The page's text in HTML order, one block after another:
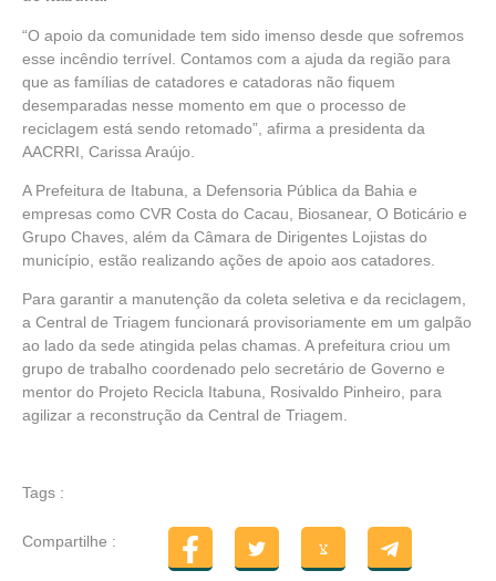
“O apoio da comunidade tem sido imenso desde que sofremos
esse incêndio terrível. Contamos com a ajuda da região para
que as famílias de catadores e catadoras não fiquem
desemparadas nesse momento em que o processo de
reciclagem está sendo retomado”, afirma a presidenta da
AACRRI, Carissa Araújo.
A Prefeitura de Itabuna, a Defensoria Pública da Bahia e
empresas como CVR Costa do Cacau, Biosanear, O Boticário e
Grupo Chaves, além da Câmara de Dirigentes Lojistas do
município, estão realizando ações de apoio aos catadores.
Para garantir a manutenção da coleta seletiva e da reciclagem,
a Central de Triagem funcionará provisoriamente em um galpão
ao lado da sede atingida pelas chamas. A prefeitura criou um
grupo de trabalho coordenado pelo secretário de Governo e
mentor do Projeto Recicla Itabuna, Rosivaldo Pinheiro, para
agilizar a reconstrução da Central de Triagem.
Tags :
Compartilhe :